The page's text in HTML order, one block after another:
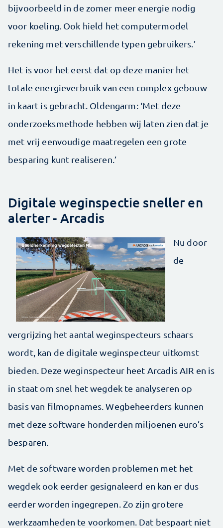
bijvoorbeeld in de zomer meer energie nodig
voor koeling. Ook hield het computermodel
rekening met verschillende typen gebruikers.’
Het is voor het eerst dat op deze manier het
totale energieverbruik van een complex gebouw
in kaart is gebracht. Oldengarm: ‘Met deze
onderzoeksmethode hebben wij laten zien dat je
met vrij eenvoudige maatregelen een grote
besparing kunt realiseren.’
Digitale weginspectie sneller en
alerter - Arcadis
Nu door
de
vergrijzing het aantal weginspecteurs schaars
wordt, kan de digitale weginspecteur uitkomst
bieden. Deze weginspecteur heet Arcadis AIR en is
in staat om snel het wegdek te analyseren op
basis van filmopnames. Wegbeheerders kunnen
met deze software honderden miljoenen euro’s
besparen.
Met de software worden problemen met het
wegdek ook eerder gesignaleerd en kan er dus
eerder worden ingegrepen. Zo zijn grotere
werkzaamheden te voorkomen. Dat bespaart niet